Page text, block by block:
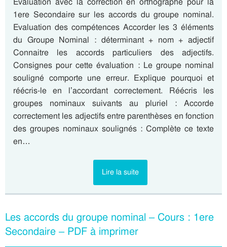
1ere Secondaire sur les accords du groupe nominal.
Evaluation des compétences Accorder les 3 éléments
du Groupe Nominal : déterminant + nom + adjectif
Connaitre les accords particuliers des adjectifs.
Consignes pour cette évaluation : Le groupe nominal
souligné comporte une erreur. Explique pourquoi et
réécris-le en l’accordant correctement. Réécris les
groupes nominaux suivants au pluriel : Accorde
correctement les adjectifs entre parenthèses en fonction
des groupes nominaux soulignés : Complète ce texte
en…
Lire la suite
Les accords du groupe nominal – Cours : 1ere
Secondaire – PDF à imprimer